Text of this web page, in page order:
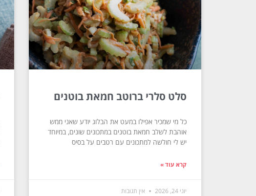
סלט סלרי ברוטב חמאת בוטנים
כל מי שמכיר אפילו במעט את הבלוג יודע שאני ממש
אוהבת לשלב חמאת בוטנים במתכונים שונים, במיוחד
יש לי חולשה למתכונים עם רטבים על בסיס
קרא עוד »
יוני 24, 2026 אין תגובות